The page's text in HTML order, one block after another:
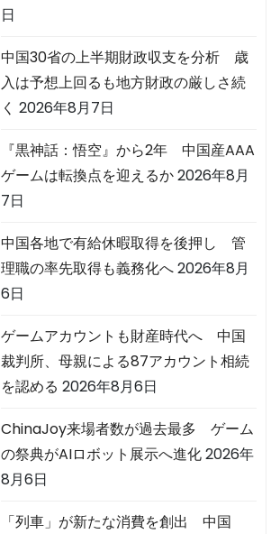
日
中国30省の上半期財政収支を分析 歳
入は予想上回るも地方財政の厳しさ続
く 2026年8月7日
『黒神話：悟空』から2年 中国産AAA
ゲームは転換点を迎えるか2026年8月
7日
中国各地で有給休暇取得を後押し 管
理職の率先取得も義務化へ2026年8月
6日
ゲームアカウントも財産時代へ 中国
裁判所、母親による87アカウント相続
を認める 2026年8月6日
ChinaJoy来場者数が過去最多 ゲーム
の祭典がAIロボット展示へ進化2026年
8月6日
「列車」が新たな消費を創出 中国